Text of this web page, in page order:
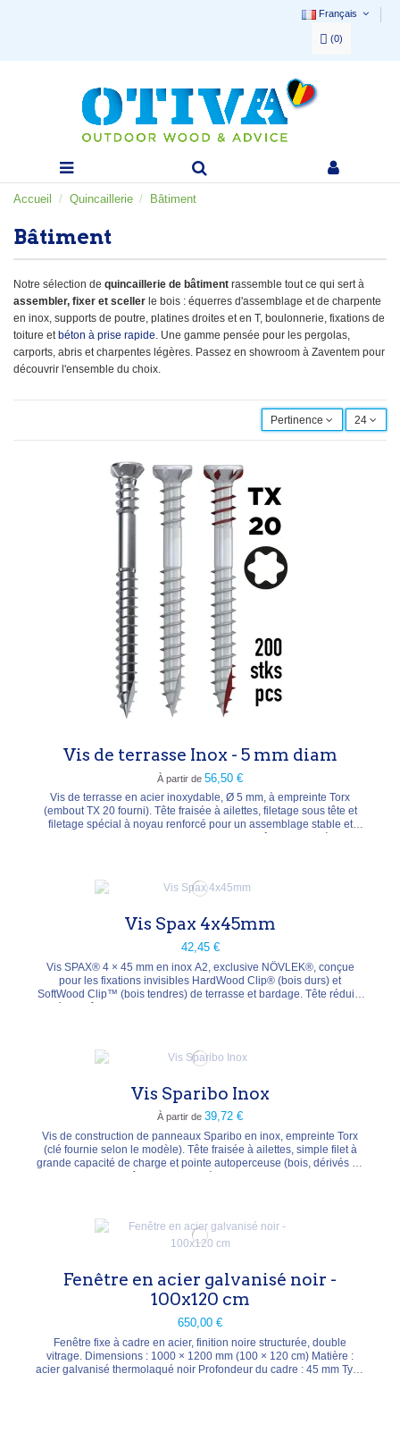
Français
(0)
Accueil Quincaillerie Bâtiment
Bâtiment
Notre sélection de quincaillerie de bâtiment rassemble tout ce qui sert à
assembler, fixer et sceller le bois : équerres d'assemblage et de charpente
en inox, supports de poutre, platines droites et en T, boulonnerie, fixations de
toiture etbéton à prise rapide. Une gamme pensée pour les pergolas,
carports, abris et charpentes légères. Passez en showroom à Zaventem pour
découvrir l'ensemble du choix.
Pertinence 24
Vis de terrasse Inox - 5 mm diam
À partir de 56,50 €
Vis de terrasse en acier inoxydable, Ø 5 mm, à empreinte Torx
(embout TX 20 fourni). Tête fraisée à ailettes, filetage sous tête et
filetage spécial à noyau renforcé pour un assemblage stable et
Vis Spax 4x45mm
42,45 €
Vis SPAX® 4 × 45 mm en inox A2, exclusive NÖVLEK®, conçue
pour les fixations invisibles HardWood Clip® (bois durs) et
SoftWood Clip™ (bois tendres) de terrasse et bardage. Tête réduite
fraisée, revêtement antifriction et pointe CUT limitant le fendillement.
Vis Sparibo Inox
À partir de 39,72 €
Vis de construction de panneaux Sparibo en inox, empreinte Torx
(clé fournie selon le modèle). Tête fraisée à ailettes, simple filet à
grande capacité de charge et pointe autoperceuse (bois, dérivés du
Fenêtre en acier galvanisé noir -
100x120 cm
650,00 €
Fenêtre fixe à cadre en acier, finition noire structurée, double
vitrage. Dimensions : 1000 × 1200 mm (100 × 120 cm) Matière :
acier galvanisé thermolaqué noir Profondeur du cadre : 45 mm Type